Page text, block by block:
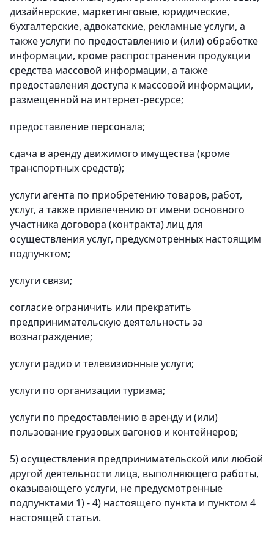
дизайнерские, маркетинговые, юридические,
бухгалтерские, адвокатские, рекламные услуги, а
также услуги по предоставлению и (или) обработке
информации, кроме распространения продукции
средства массовой информации, а также
предоставления доступа к массовой информации,
размещенной на интернет-ресурсе;
предоставление персонала;
сдача в аренду движимого имущества (кроме
транспортных средств);
услуги агента по приобретению товаров, работ,
услуг, а также привлечению от имени основного
участника договора (контракта) лиц для
осуществления услуг, предусмотренных настоящим
подпунктом;
услуги связи;
согласие ограничить или прекратить
предпринимательскую деятельность за
вознаграждение;
услуги радио и телевизионные услуги;
услуги по организации туризма;
услуги по предоставлению в аренду и (или)
пользование грузовых вагонов и контейнеров;
5) осуществления предпринимательской или любой
другой деятельности лица, выполняющего работы,
оказывающего услуги, не предусмотренные
подпунктами 1) - 4) настоящего пункта и пунктом 4
настоящей статьи.